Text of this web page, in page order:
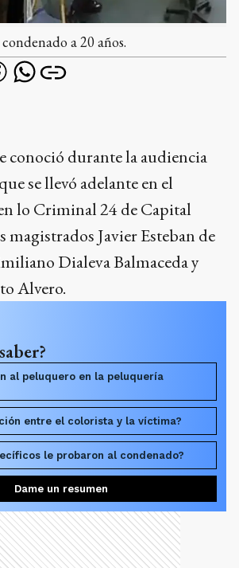
a 20 años.
conoció durante la audiencia
se llevó adelante en el
lo Criminal 24 de Capital
magistrados Javier Esteban de
Dialeva Balmaceda y
Alvero.
al peluquero en la peluquería
entre el colorista y la víctima?
le probaron al condenado?
Dame un resumen